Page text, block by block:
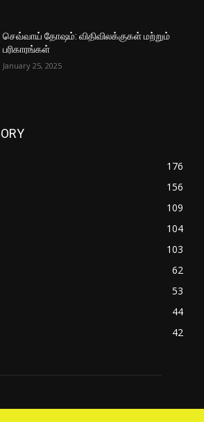
செவ்வாய் தோஷம்: விதிவிலக்குகள் மற்றும்
பரிகாரங்கள்
January 25, 2025
176
156
109
104
103
62
53
44
42